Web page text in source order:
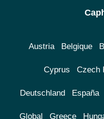
Austria Belgique
Cyprus Czech
Deutschland España
Global Greece